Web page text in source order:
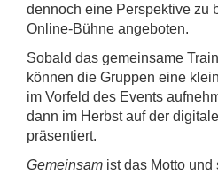
dennoch eine Perspektive zu
Online-Bühne angeboten.
Sobald das gemeinsame
können die Gruppen eine
im Vorfeld des Events
dann im Herbst auf der
präsentiert.
Gemeinsam ist das Motto